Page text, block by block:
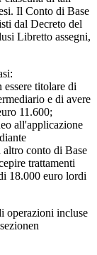
Il Conto di Base
dal Decreto del
Libretto assegni,
titolare di
e di avere
11.600;
all'applicazione
altro conto di Base
trattamenti
18.000 euro lordi
operazioni incluse